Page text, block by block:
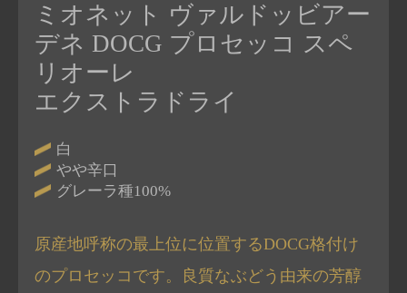
ミオネット ヴァルドッビアー
デネ DOCG プロセッコ スペ
リオーレ
エクストラドライ
白
やや辛口
グレーラ種100%
原産地呼称の最上位に位置するDOCG格付け
のプロセッコです。良質なぶどう由来の芳醇